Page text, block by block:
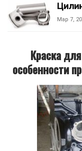
Мар 7,
Краска
особенности